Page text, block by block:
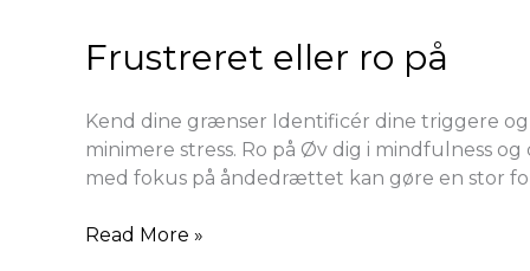
Frustreret eller ro på
Kend dine grænser Identificér dine triggere
minimere stress. Ro på Øv dig i mindfulness
med fokus på åndedrættet kan gøre en stor
Read More »